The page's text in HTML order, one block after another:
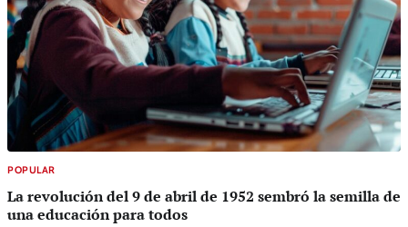
POPULAR
La revolución del 9 de abril de 1952 sembró la semilla de
una educación para todos